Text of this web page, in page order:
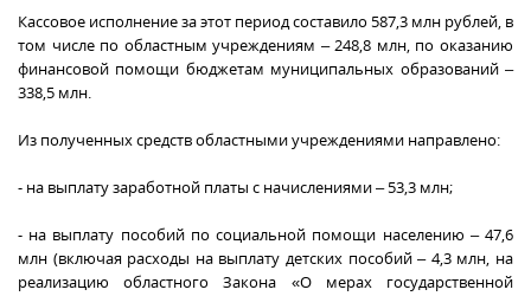
Кассовое исполнение за этот период составило 587,3 млн рублей, в
том числе по областным учреждениям – 248,8 млн, по оказанию
финансовой помощи бюджетам муниципальных образований –
338,5 млн.
Из полученных средств областными учреждениями направлено:
- на выплату заработной платы с начислениями – 53,3 млн;
- на выплату пособий по социальной помощи населению – 47,6
млн (включая расходы на выплату детских пособий – 4,3 млн, на
реализацию областного Закона «О мерах государственной